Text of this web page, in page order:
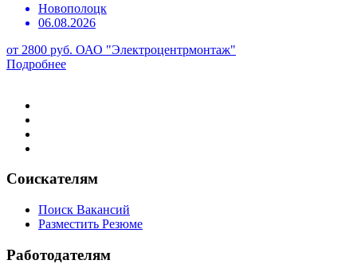
Новополоцк
06.08.2026
от 2800 руб. ОАО "Электроцентрмонтаж"
Подробнее
Соискателям
Поиск Вакансий
Разместить Резюме
Работодателям